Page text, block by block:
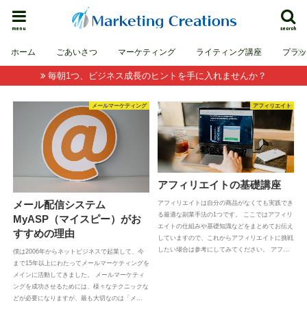
search
menu
ホーム ごあいさつ マーケティング ライティング講座 プラ
毎朝1つ、ビジネス成長のヒントを手に入れませんか？
メールマーケティング
メール配信システム
MyASP（マイスピー）がお
すすめの理由
僕は2006年からネットビジネスで起業して、今
まで15年以上にわたってメールマーケティングを
メインに活動してきました。 メールマーケティ
ングを成功させるためには、様々なテクニックな
どが必要になりますが、最も大切なのは「メ…
アフィリエイト
アフィリエイトの基礎講座
アフィリエイトは自分の商品がなくても実践でき
る最適な副業手法の1つです。 ここではアフィリ
エイトの仕組みや基礎知識などをまとめてお伝え
していますので、これからアフィリエイトに挑戦
したい場合は参考にしてみてください。 アフ…